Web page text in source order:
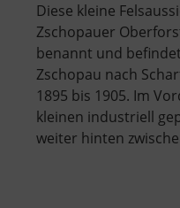
Diese kleine
Zschopauer
benannt und
Zschopau nach
1895 bis 1905. Im
kleinen industriell
weiter hinten